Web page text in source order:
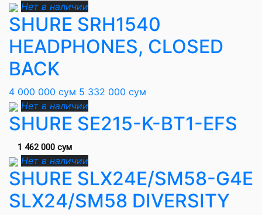
Нет в наличии
SHURE SRH1540
HEADPHONES, CLOSED
BACK
4 000 000 сум 5 332 000 сум
Нет в наличии
SHURE SE215-K-BT1-EFS
1 462 000 сум
Нет в наличии
SHURE SLX24E/SM58-G4E
SLX24/SM58 DIVERSITY